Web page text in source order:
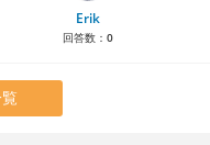
Erik
回答数： 0